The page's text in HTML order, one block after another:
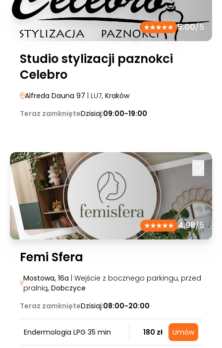
5.00/5
Studio stylizacji paznokci
Celebro
Alfreda Dauna 97 | LU7, Kraków
Teraz zamknięteDzisiaj:09:00-19:00
4.98/5
Femi Sfera
Mostowa, 16a | Wejście z bocznego parkingu, przed
pralnią, Dobczyce
Teraz zamknięteDzisiaj:08:00-20:00
Endermologia LPG 35 min 180 zł Umów